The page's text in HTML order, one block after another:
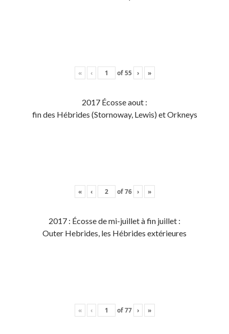
« ‹ of55 › »
2017 Écosse aout :
fin des Hébrides (Stornoway, Lewis) et Orkneys
« ‹ of76 › »
2017 : Écosse de mi-juillet à fin juillet :
Outer Hebrides, les Hébrides extérieures
« ‹ of77 › »